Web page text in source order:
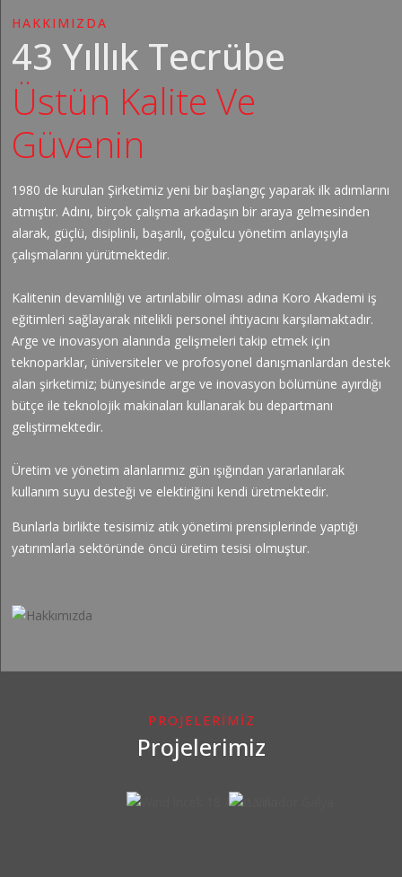
HAKKIMIZDA
43 Yıllık Tecrübe
Üstün Kalite Ve
Güvenin
1980 de kurulan Şirketimiz yeni bir başlangıç yaparak ilk adımlarını
atmıştır. Adını, birçok çalışma arkadaşın bir araya gelmesinden
alarak, güçlü, disiplinli, başarılı, çoğulcu yönetim anlayışıyla
çalışmalarını yürütmektedir.
Kalitenin devamlılığı ve artırılabilir olması adına Koro Akademi iş
eğitimleri sağlayarak nitelikli personel ihtiyacını karşılamaktadır.
Arge ve inovasyon alanında gelişmeleri takip etmek için
teknoparklar, üniversiteler ve profosyonel danışmanlardan destek
alan şirketimiz; bünyesinde arge ve inovasyon bölümüne ayırdığı
bütçe ile teknolojik makinaları kullanarak bu departmanı
geliştirmektedir.
Üretim ve yönetim alanlarımız gün ışığından yararlanılarak
kullanım suyu desteği ve elektiriğini kendi üretmektedir.
Bunlarla birlikte tesisimiz atık yönetimi prensiplerinde yaptığı
yatırımlarla sektöründe öncü üretim tesisi olmuştur.
PROJELERİMİZ
Projelerimiz